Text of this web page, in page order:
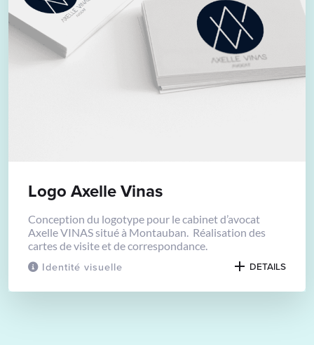
Identité visuelle
Logo Axelle Vinas
Conception du logotype pour le cabinet d’avocat
Axelle VINAS situé à Montauban. Réalisation des
cartes de visite et de correspondance.
DETAILS